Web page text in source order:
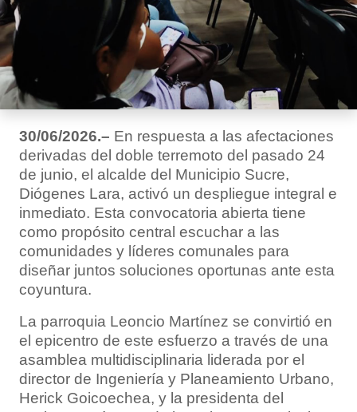
30/06/2026.– En respuesta a las afectaciones
derivadas del doble terremoto del pasado 24
de junio, el alcalde del Municipio Sucre,
Diógenes Lara, activó un despliegue integral e
inmediato. Esta convocatoria abierta tiene
como propósito central escuchar a las
comunidades y líderes comunales para
diseñar juntos soluciones oportunas ante esta
coyuntura.
La parroquia Leoncio Martínez se convirtió en
el epicentro de este esfuerzo a través de una
asamblea multidisciplinaria liderada por el
director de Ingeniería y Planeamiento Urbano,
Herick Goicoechea, y la presidenta del